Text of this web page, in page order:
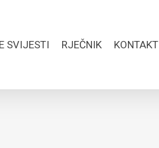
SVIJESTI RJEČNIK KONTAKT